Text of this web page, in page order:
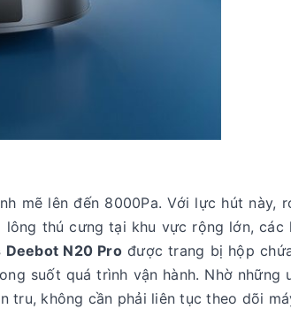
mẽ lên đến 8000Pa. Với lực hút này,
thú cưng tại khu vực rộng lớn, các
Deebot N20 Prođược trang bị hộp
suốt quá trình vận hành. Nhờ những
tru, không cần phải liên tục theo dõi